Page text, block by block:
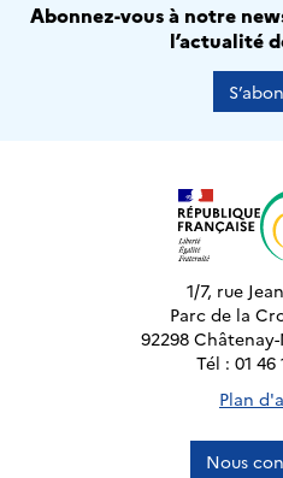
Abonnez-vous à notre
l’actualité
1/7, rue
Parc de la
92298
Tél : 01 46
Plan
Nous